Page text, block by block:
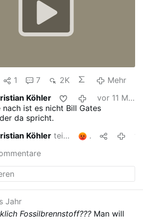
EIn Versuch ist durch
das Zentrum in unserem
(Gehirn) zu zerstoeren
dass es diese Funktion erfuellt.
1 7 2K
Mehr
Köhler
vor 11 Monaten
nach ist es nicht Bill Gates
da spricht.
Köhlerteilt das 1
Jahr
Fossilbrennstoff??? Man will